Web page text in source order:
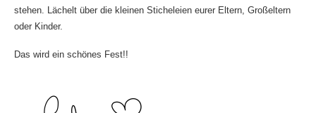
stehen. Lächelt über die kleinen Sticheleien eurer Eltern, Großeltern
oder Kinder.
Das wird ein schönes Fest!!